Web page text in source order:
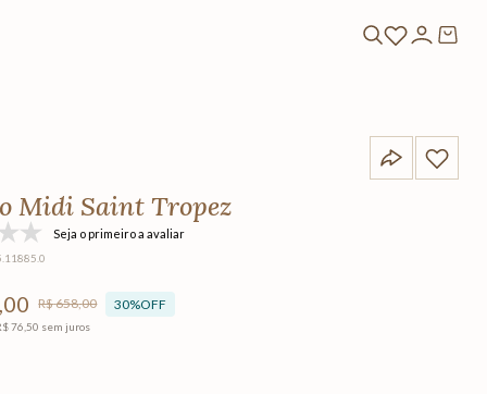
Midi Saint Tropez
Seja o primeiro a avaliar
,00 R$658,00 30%OFF
76 50 sem juros